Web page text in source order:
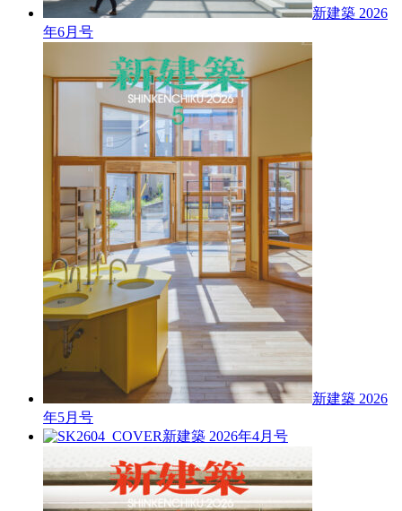
新建築 2026
年6月号
新建築 2026
年5月号
新建築 2026年4月号